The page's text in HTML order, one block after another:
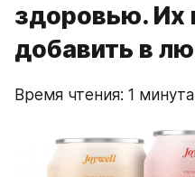
здоровью. Их
добавить в
Время чтения: 1 минута